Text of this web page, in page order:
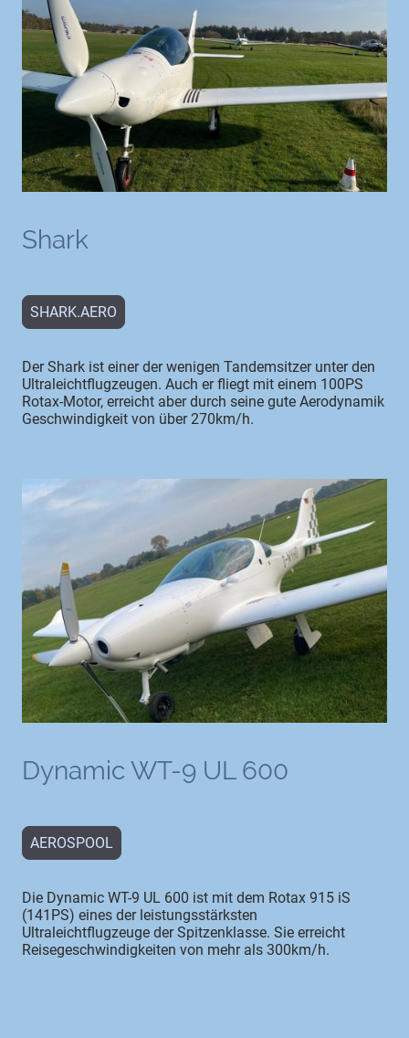
Shark
SHARK.AERO
Der Shark ist einer der wenigen Tandemsitzer unter den
Ultraleichtflugzeugen. Auch er fliegt mit einem 100PS
Rotax-Motor, erreicht aber durch seine gute Aerodynamik
Geschwindigkeit von über 270km/h.
Dynamic WT-9 UL 600
AEROSPOOL
Die Dynamic WT-9 UL 600 ist mit dem Rotax 915 iS
(141PS) eines der leistungsstärksten
Ultraleichtflugzeuge der Spitzenklasse. Sie erreicht
Reisegeschwindigkeiten von mehr als 300km/h.